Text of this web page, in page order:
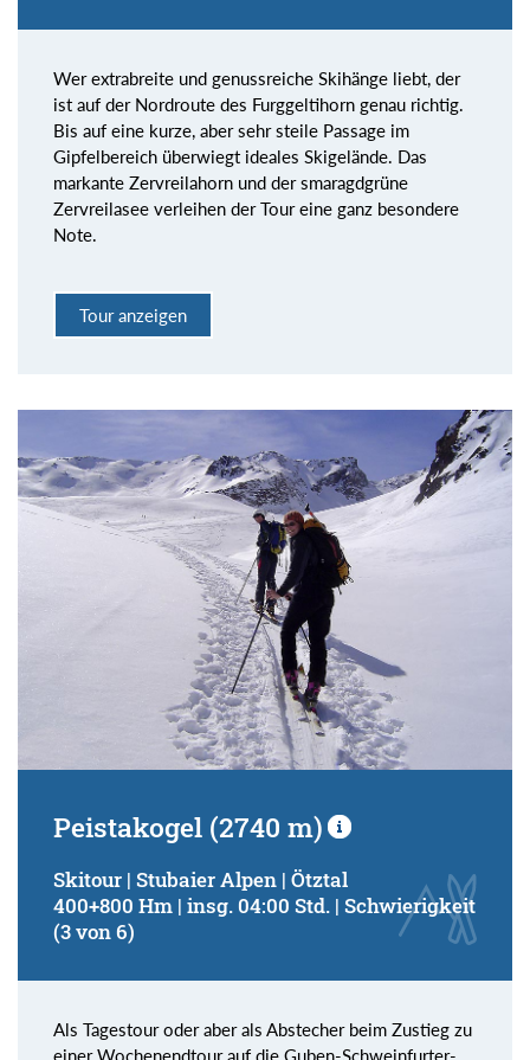
Wer extrabreite und genussreiche Skihänge liebt, der
ist auf der Nordroute des Furggeltihorn genau richtig.
Bis auf eine kurze, aber sehr steile Passage im
Gipfelbereich überwiegt ideales Skigelände. Das
markante Zervreilahorn und der smaragdgrüne
Zervreilasee verleihen der Tour eine ganz besondere
Note.
Tour anzeigen
Peistakogel (2740 m)
Skitour | Stubaier Alpen | Ötztal
400+800 Hm | insg. 04:00 Std. | Schwierigkeit
(3 von 6)
Als Tagestour oder aber als Abstecher beim Zustieg zu
einer Wochenendtour auf die Guben-Schweinfurter-